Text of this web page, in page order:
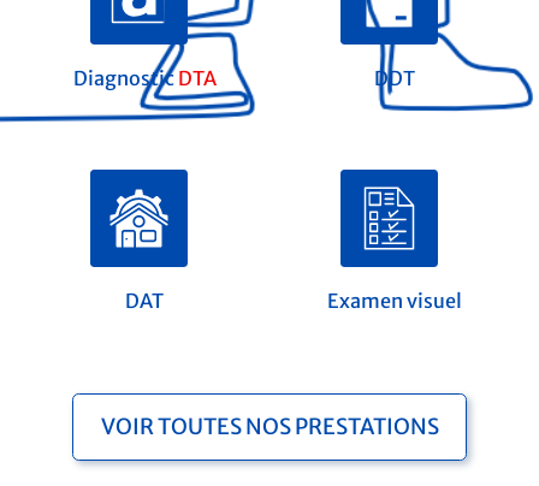
DiagnosticDTA DDT
DAT Examen visuel
VOIR TOUTES NOS PRESTATIONS